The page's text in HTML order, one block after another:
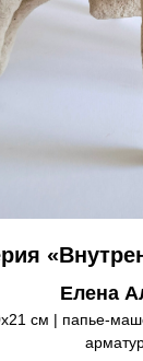
Елена
см | папье-